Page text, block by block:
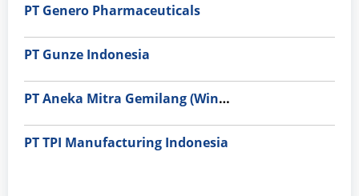
PT Genero Pharmaceuticals
PT Gunze Indonesia
PT Aneka Mitra Gemilang (Wings Group)
PT TPI Manufacturing Indonesia